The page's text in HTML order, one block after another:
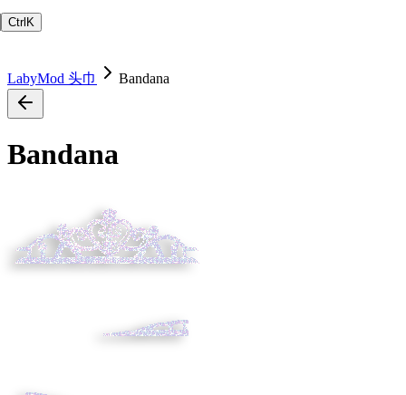
Ctrl K
LabyMod 头巾 Bandana
Bandana